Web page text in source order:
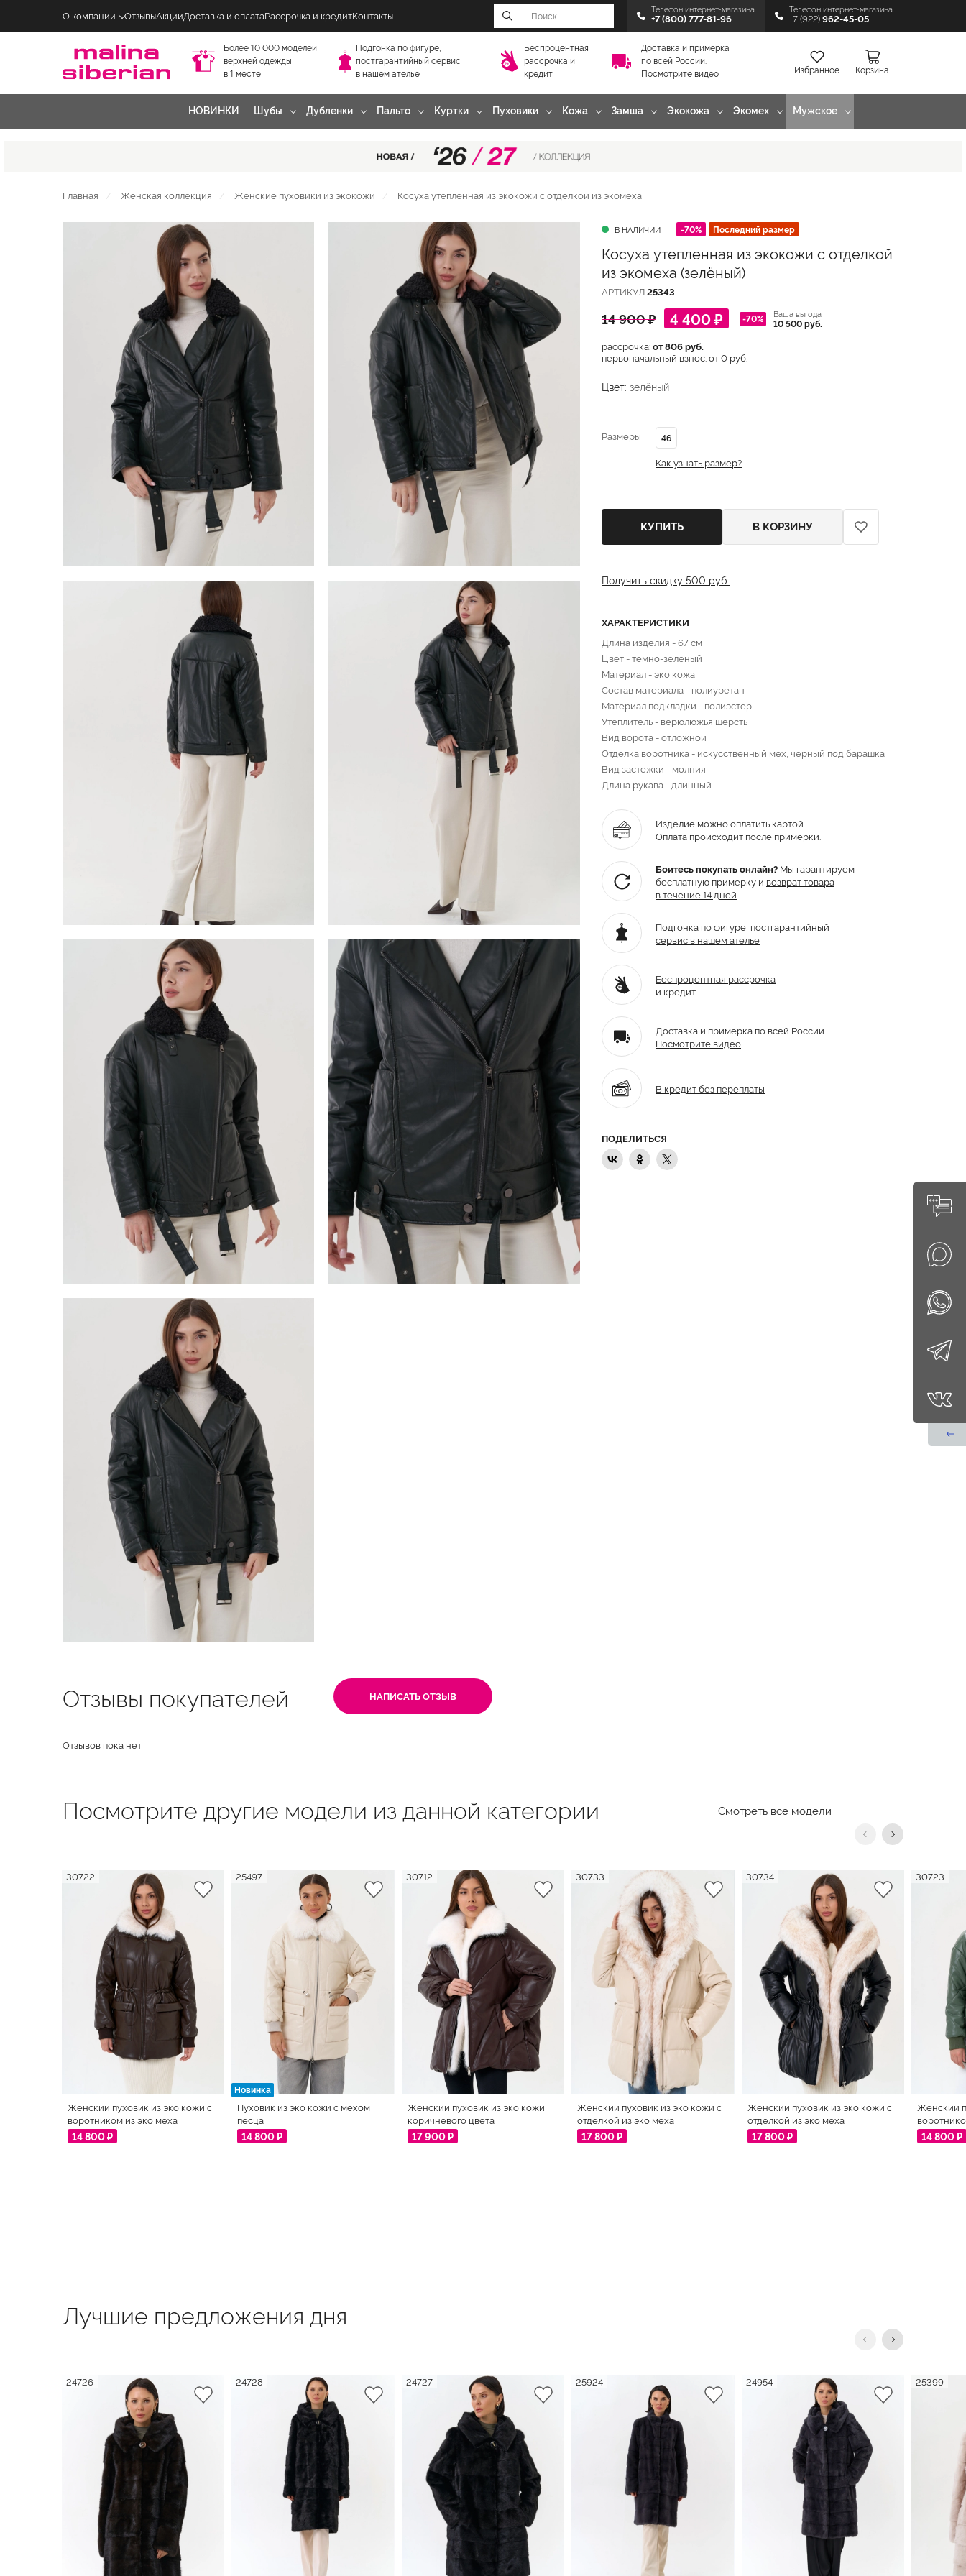
О компании ОтзывыАкцииДоставка и оплатаРассрочка и кредитКонтакты
Телефон интернет-магазина
+7 (800) 777-81-96
Телефон интернет-магазина
+7 (922) 962-45-05
Более 10 000 моделей
верхней одежды
в 1 месте
Подгонка по фигуре,
постгарантийный сервис
в нашем ателье
Беспроцентная
рассрочка и
кредит
Доставка и примерка
по всей России.
Посмотрите видео
Избранное Корзина
НОВИНКИ Шубы Дубленки Пальто Куртки Пуховики Кожа Замша Экокожа Экомех Мужское
Главная Женская коллекция Женские пуховики из экокожи Косуха утепленная из экокожи с отделкой из экомеха
В НАЛИЧИИ -70% Последний размер
Косуха утепленная из экокожи с отделкой
из экомеха (зелёный)
АРТИКУЛ25343
14 900 ₽ 4 400 ₽ -70% Ваша выгода
10 500 руб.
рассрочка:от 806 руб.
первоначальный взнос: от 0 руб.
Цвет: зелёный
Размеры 46
Как узнать размер?
КУПИТЬ В КОРЗИНУ
Получить скидку 500 руб.
ХАРАКТЕРИСТИКИ
Длина изделия - 67 см
Цвет - темно-зеленый
Материал - эко кожа
Состав материала - полиуретан
Материал подкладки - полиэстер
Утеплитель - верюлюжья шерсть
Вид ворота - отложной
Отделка воротника - искусственный мех, черный под барашка
Вид застежки - молния
Длина рукава - длинный
Изделие можно оплатить картой.
Оплата происходит после примерки.
Боитесь покупать онлайн? Мы гарантируем
бесплатную примерку и возврат товара
в течение 14 дней
Подгонка по фигуре, постгарантийный
сервис в нашем ателье
Беспроцентная рассрочка
и кредит
Доставка и примерка по всей России.
Посмотрите видео
В кредит без переплаты
ПОДЕЛИТЬСЯ
Отзывы покупателей НАПИСАТЬ ОТЗЫВ
Отзывов пока нет
Посмотрите другие модели из данной категории Смотреть все модели
30722
Женский пуховик из эко кожи с
воротником из эко меха
14 800 ₽
Новинка
25497
Пуховик из эко кожи с мехом
песца
14 800 ₽
30712
Женский пуховик из эко кожи
коричневого цвета
17 900 ₽
30733
Женский пуховик из эко кожи с
отделкой из эко меха
17 800 ₽
30734
Женский пуховик из эко кожи с
отделкой из эко меха
17 800 ₽
30723
Женский
14 800 ₽
Лучшие предложения дня
24726 24728 24727 25924 24954 25399